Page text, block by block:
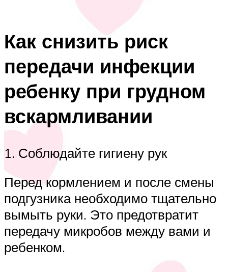
Как снизить риск
передачи инфекции
ребенку при грудном
вскармливании
1. Соблюдайте гигиену рук
Перед кормлением и после смены
подгузника необходимо тщательно
вымыть руки. Это предотвратит
передачу микробов между вами и
ребенком.